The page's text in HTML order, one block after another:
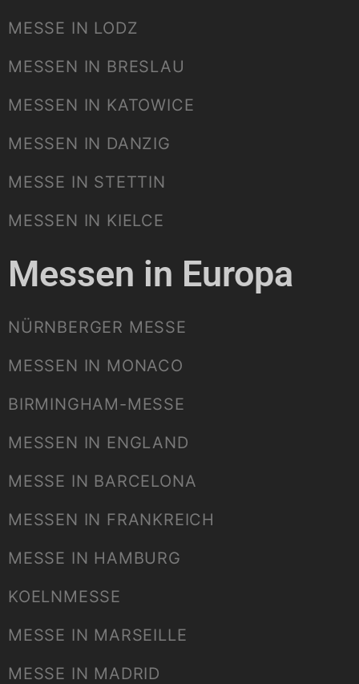
MESSE IN LODZ
MESSEN IN BRESLAU
MESSEN IN KATOWICE
MESSEN IN DANZIG
MESSE IN STETTIN
MESSEN IN KIELCE
Messen in Europa
NÜRNBERGER MESSE
MESSEN IN MONACO
BIRMINGHAM-MESSE
MESSEN IN ENGLAND
MESSE IN BARCELONA
MESSEN IN FRANKREICH
MESSE IN HAMBURG
KOELNMESSE
MESSE IN MARSEILLE
MESSE IN MADRID